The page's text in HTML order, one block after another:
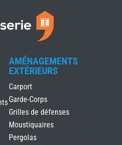
AMÉNAGEMENTS
EXTÉRIEURS
Carport
Garde-Corps
Grilles de défenses
Moustiquaires
Pergolas